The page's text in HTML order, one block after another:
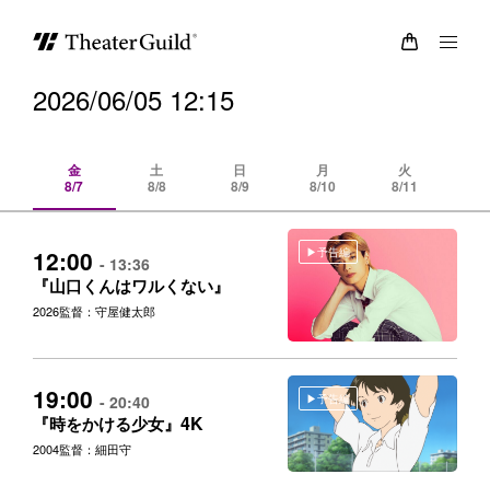
2026/06/05 12:15
金
8/7
土
8/8
日
8/9
月
8/10
火
8/11
予告編
12:00 - 13:36
『山口くんはワルくない』
2026監督：守屋健太郎
予告編
19:00 - 20:40
『時をかける少女』 4K
2004監督：細田守